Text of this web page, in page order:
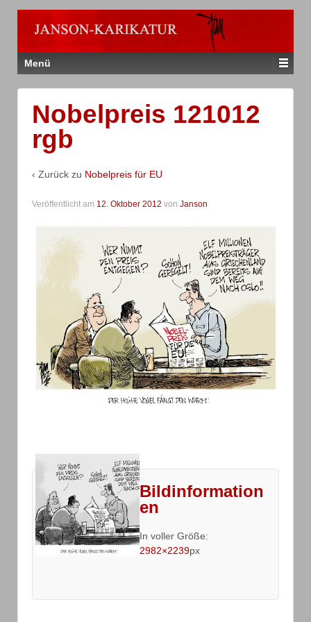
Menü
Nobelpreis 121012
rgb
‹ Zurück zu Nobelpreis für EU
Veröffentlicht am 12. Oktober 2012 von Janson
Bildinformation
en
In voller Größe:
2982×2239px